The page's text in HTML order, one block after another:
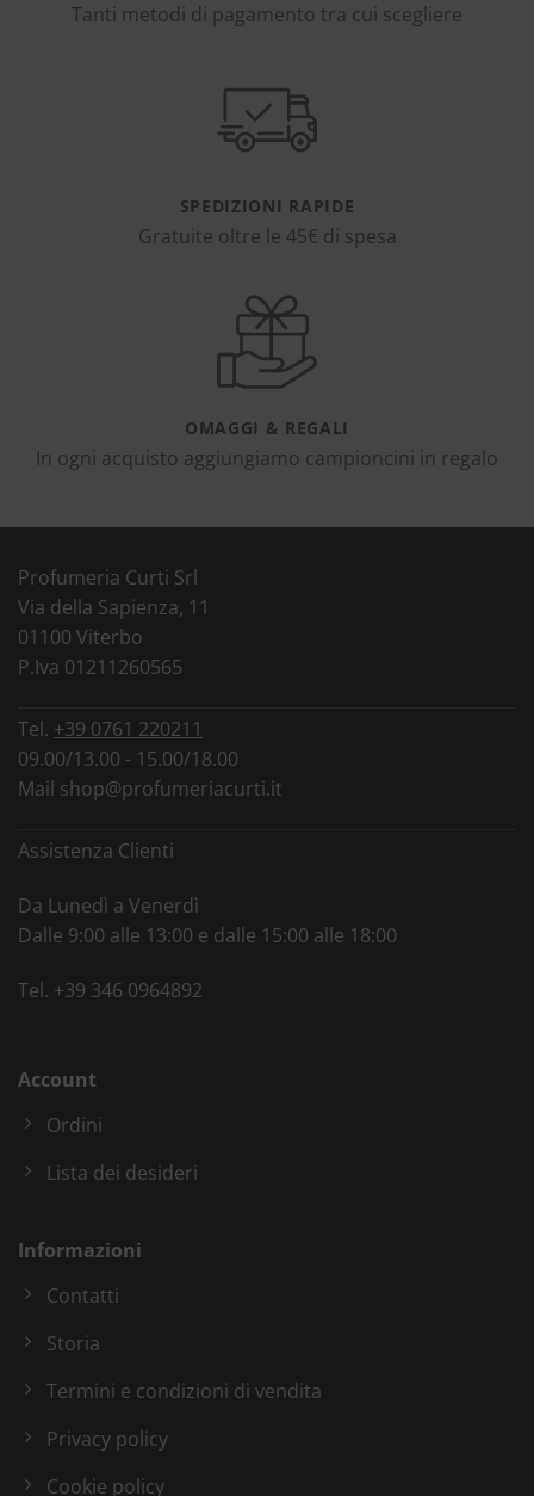
Tanti metodi di pagamento tra cui scegliere
SPEDIZIONI RAPIDE
Gratuite oltre le 45€ di spesa
OMAGGI & REGALI
In ogni acquisto aggiungiamo campioncini in regalo
Profumeria Curti Srl
Via della Sapienza, 11
01100 Viterbo
P.Iva 01211260565
Tel. +39 0761 220211
09.00/13.00 - 15.00/18.00
Mail shop@profumeriacurti.it
Assistenza Clienti
Da Lunedì a Venerdì
Dalle 9:00 alle 13:00 e dalle 15:00 alle 18:00
Tel. +39 346 0964892
Account
Ordini
Lista dei desideri
Informazioni
Contatti
Storia
Termini e condizioni di vendita
Privacy policy
Cookie policy